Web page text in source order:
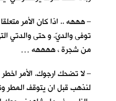
– هههه .. اذا كان الأمر
توفى والديّ. و حتى والدتي
من شجرة ، ههههه …
– لا تضحك ارجوك. الأمر
لنذهب قبل ان يتوقف المطر